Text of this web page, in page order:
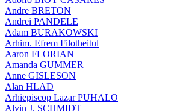
Andre BRETON
Andrei PANDELE
Adam BURAKOWSKI
Arhim. Efrem Filotheitul
Aaron FLORIAN
Amanda GUMMER
Anne GISLESON
Alan HLAD
Arhiepiscop Lazar PUHALO
Alvin J. SCHMIDT